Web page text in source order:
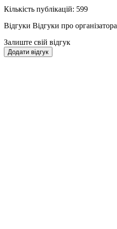
Кількість публікацій: 599
Відгуки Відгуки про організатора
Залиште свій відгук
Додати відгук